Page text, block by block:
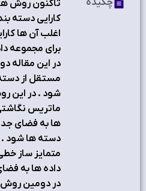
تاکنون روش
کارايي دسته
اغلب آن ها
براي مجموعه
در اين مقاله
مستقل از
شود . در اين
ماتريس
ها به فضاي
دسته ها شود .
متمايز ساز
داده ها به
در دومين روش